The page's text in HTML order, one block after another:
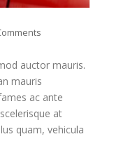
auctor mauris.
mauris
ac ante
at
quam, vehicula